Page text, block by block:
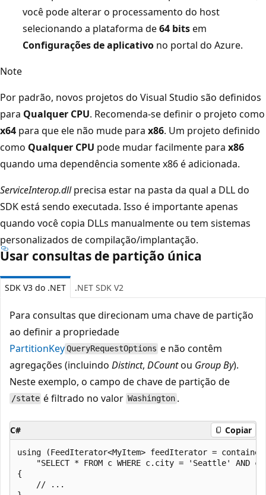
você pode alterar o processamento do host
selecionando a plataforma de64 bitsem
Configurações de aplicativo no portal do Azure.
Note
Por padrão, novos projetos do Visual Studio são definidos
para Qualquer CPU. Recomenda-se definir o projeto como
x64 para que ele não mude para x86. Um projeto definido
como Qualquer CPU pode mudar facilmente para x86
quando uma dependência somente x86 é adicionada.
ServiceInterop.dllprecisa estar na pasta da qual a DLL do
SDK está sendo executada. Isso é importante apenas
quando você copia DLLs manualmente ou tem sistemas
personalizados de compilação/implantação.
Usar consultas de partição única
SDK V3 do .NET .NET SDK V2
Para consultas que direcionam uma chave de partição
ao definir a propriedade
PartitionKeyQueryRequestOptions e não contêm
agregações (incluindo Distinct, DCountou Group By).
Neste exemplo, o campo de chave de partição de
/state é filtrado no valor Washington .
C# Copiar
using (FeedIterator<MyItem> feedIterator =
"SELECT * FROM c WHERE c.city = 'Seattle' AND
{
    // ...